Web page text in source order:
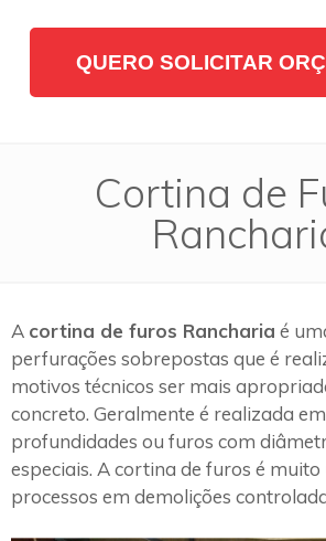
QUERO SOLICITAR
Cortina de
A cortina de furos Rancharia é
perfurações sobrepostas que é
motivos técnicos ser mais
concreto. Geralmente é realizada
profundidades ou furos com
especiais. A cortina de furos é
processos em demolições